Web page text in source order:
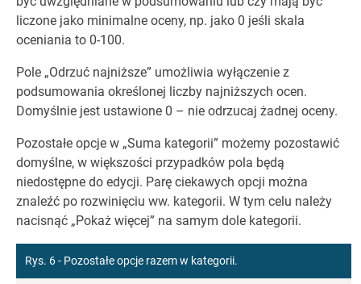
liczone jako minimalne oceny, np. jako 0 jeśli skala
oceniania to 0-100.
Pole „Odrzuć najniższe” umożliwia wyłączenie z
podsumowania określonej liczby najniższych ocen.
Domyślnie jest ustawione 0 – nie odrzucaj żadnej oceny.
Pozostałe opcje w „Suma kategorii” możemy pozostawić
domyślne, w większości przypadków pola będą
niedostępne do edycji. Parę ciekawych opcji można
znaleźć po rozwinięciu ww. kategorii. W tym celu należy
nacisnąć „Pokaż więcej” na samym dole kategorii.
Rys. 6 - Pozostałe opcje razem w kategorii.